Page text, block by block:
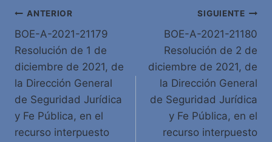
Navegación
de
entradas
ANTERIOR
BOE-A-2021-21179
Resolución de 1 de
diciembre de 2021, de
la Dirección General
de Seguridad Jurídica
y Fe Pública, en el
recurso interpuesto
SIGUIENTE
BOE-A-2021-21180
Resolución de 2 de
diciembre de 2021, de
la Dirección General
de Seguridad Jurídica
y Fe Pública, en el
recurso interpuesto